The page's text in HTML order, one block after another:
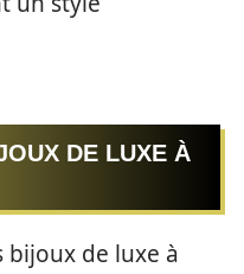
DE LUXE À
bijoux de luxe à